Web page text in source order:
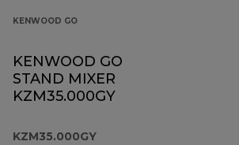
KENWOOD GO
KENWOOD GO
STAND MIXER
KZM35.000GY
KZM35.000GY